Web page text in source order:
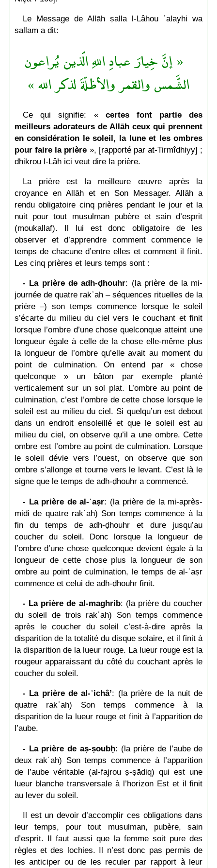
Le Message de Allāh ṣalla l-Lâhou ʿalayhi wa
sallam a dit:
« إنَّ خِيارَ عبادِ اللهِ الّذين يُراعون
الشَّمس والقمر والأظلّةَ لذكر الله »
Ce qui signifie: « certes font partie des
meilleurs adorateurs de Allāh ceux qui prennent
en considération le soleil, la lune et les ombres
pour faire la prière », [rapporté par at-Tirmîdhiyy] ;
dhikrou l-Lâh ici veut dire la prière.
La prière est la meilleure œuvre après la
croyance en Allāh et en Son Messager. Allāh a
rendu obligatoire cinq prières pendant le jour et la
nuit pour tout musulman pubère et sain d’esprit
(moukallaf). Il lui est donc obligatoire de les
observer et d’apprendre comment commence le
temps de chacune d’entre elles et comment il finit.
Les cinq prières et leurs temps sont :
- La prière de adh-ḍhouhr: (la prière de la mi-
journée de quatre rakʿah – séquences rituelles de la
prière –) son temps commence lorsque le soleil
s’écarte du milieu du ciel vers le couchant et finit
lorsque l’ombre d’une chose quelconque atteint une
longueur égale à celle de la chose elle-même plus
la longueur de l’ombre qu’elle avait au moment du
point de culmination. On entend par « chose
quelconque » un bâton par exemple planté
verticalement sur un sol plat. L’ombre au point de
culmination, c’est l’ombre de cette chose lorsque le
soleil est au milieu du ciel. Si quelqu’un est debout
dans un endroit ensoleillé et que le soleil est au
milieu du ciel, on observe qu’il a une ombre. Cette
ombre est l’ombre au point de culmination. Lorsque
le soleil dévie vers l’ouest, on observe que son
ombre s’allonge et tourne vers le levant. C’est là le
signe que le temps de adh-ḍhouhr a commencé.
- La prière de al-ʿaṣr: (la prière de la mi-après-
midi de quatre rakʿah) Son temps commence à la
fin du temps de adh-ḍhouhr et dure jusqu’au
coucher du soleil. Donc lorsque la longueur de
l’ombre d’une chose quelconque devient égale à la
longueur de cette chose plus la longueur de son
ombre au point de culmination, le temps de al-ʿaṣr
commence et celui de adh-ḍhouhr finit.
- La prière de al-maghrib: (la prière du coucher
du soleil de trois rakʿah) Son temps commence
après le coucher du soleil c’est-à-dire après la
disparition de la totalité du disque solaire, et il finit à
la disparition de la lueur rouge. La lueur rouge est la
rougeur apparaissant du côté du couchant après le
coucher du soleil.
- La prière de al-ʿichâ’: (la prière de la nuit de
quatre rakʿah) Son temps commence à la
disparition de la lueur rouge et finit à l’apparition de
l’aube.
- La prière de aṣ-ṣoubḥ: (la prière de l’aube de
deux rakʿah) Son temps commence à l’apparition
de l’aube véritable (al-fajrou ṣ-ṣādiq) qui est une
lueur blanche transversale à l’horizon Est et il finit
au lever du soleil.
Il est un devoir d’accomplir ces obligations dans
leur temps, pour tout musulman, pubère, sain
d’esprit. Il faut aussi que la femme soit pure des
règles et des lochies. Il n’est donc pas permis de
les anticiper ou de les reculer par rapport à leur